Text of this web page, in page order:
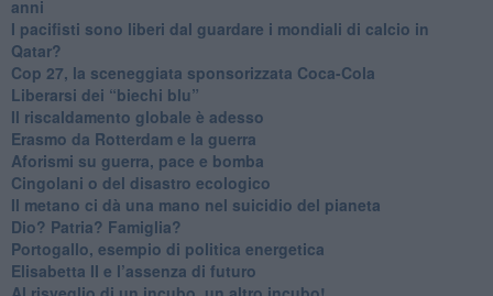
anni
​I pacifisti sono liberi dal guardare i mondiali di calcio in
Qatar?
​Cop 27, la sceneggiata sponsorizzata Coca-Cola
​Liberarsi dei “biechi blu”
Il riscaldamento globale è adesso
​Erasmo da Rotterdam e la guerra
​Aforismi su guerra, pace e bomba
Cingolani o del disastro ecologico
​Il metano ci dà una mano nel suicidio del pianeta
​Dio? Patria? Famiglia?
Portogallo, esempio di politica energetica
​Elisabetta II e l’assenza di futuro